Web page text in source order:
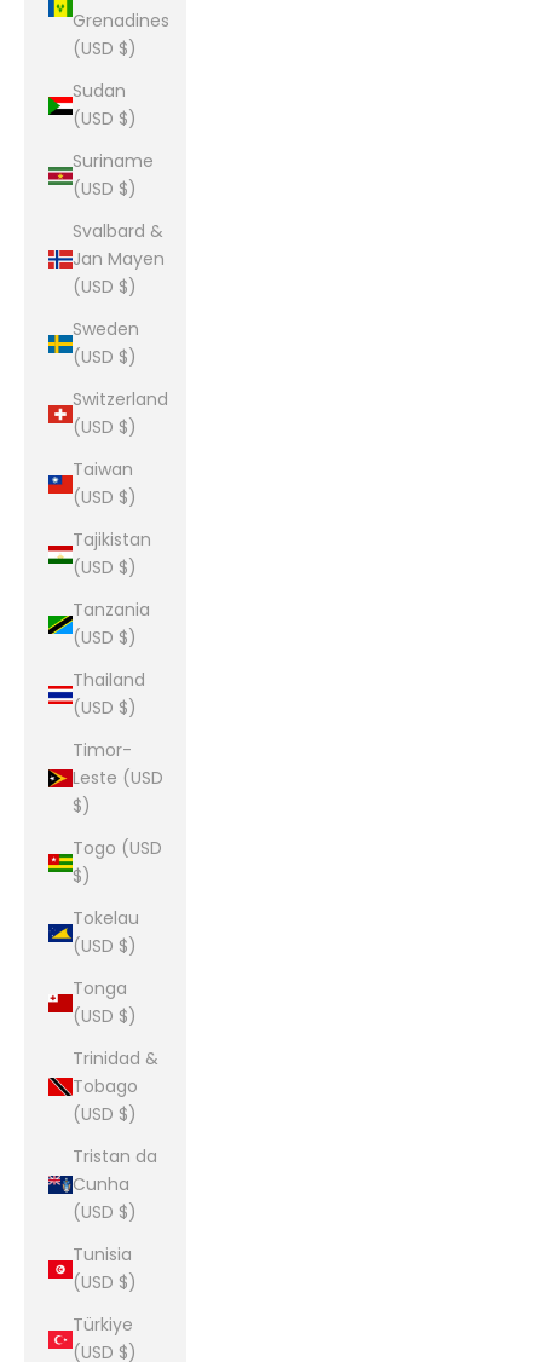
Grenadines
(USD $)
Sudan
(USD $)
Suriname
(USD $)
Svalbard &
Jan Mayen
(USD $)
Sweden
(USD $)
Switzerland
(USD $)
Taiwan
(USD $)
Tajikistan
(USD $)
Tanzania
(USD $)
Thailand
(USD $)
Timor-
Leste (USD
$)
Togo (USD
$)
Tokelau
(USD $)
Tonga
(USD $)
Trinidad &
Tobago
(USD $)
Tristan da
Cunha
(USD $)
Tunisia
(USD $)
Türkiye
(USD $)